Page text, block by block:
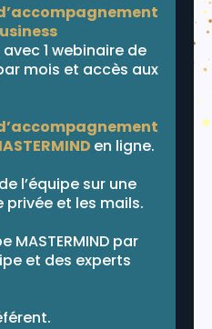
1 webinaire de
mois et accès aux
en ligne.
l’équipe sur une
et les mails.
par
et des experts